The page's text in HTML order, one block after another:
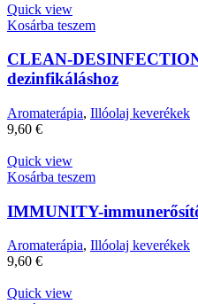
Quick view
Kosárba teszem
CLEAN-
dezinfikáláshoz
Aromaterápia, Illóolaj keverékek
9,60 €
Quick view
Kosárba teszem
IMMUNITY-
Aromaterápia, Illóolaj keverékek
9,60 €
Quick view